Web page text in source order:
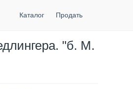
Каталог Продать
"б. М.